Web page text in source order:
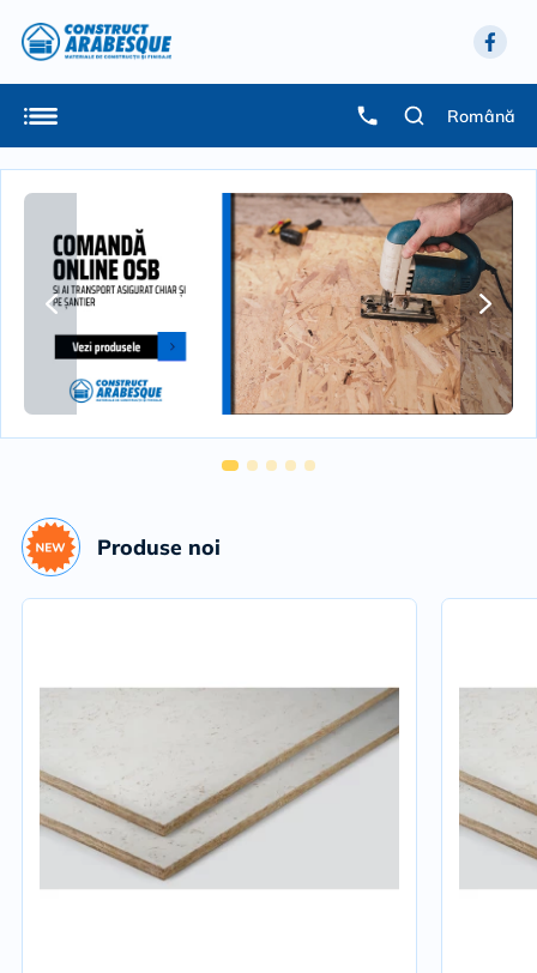
Română
Produse noi